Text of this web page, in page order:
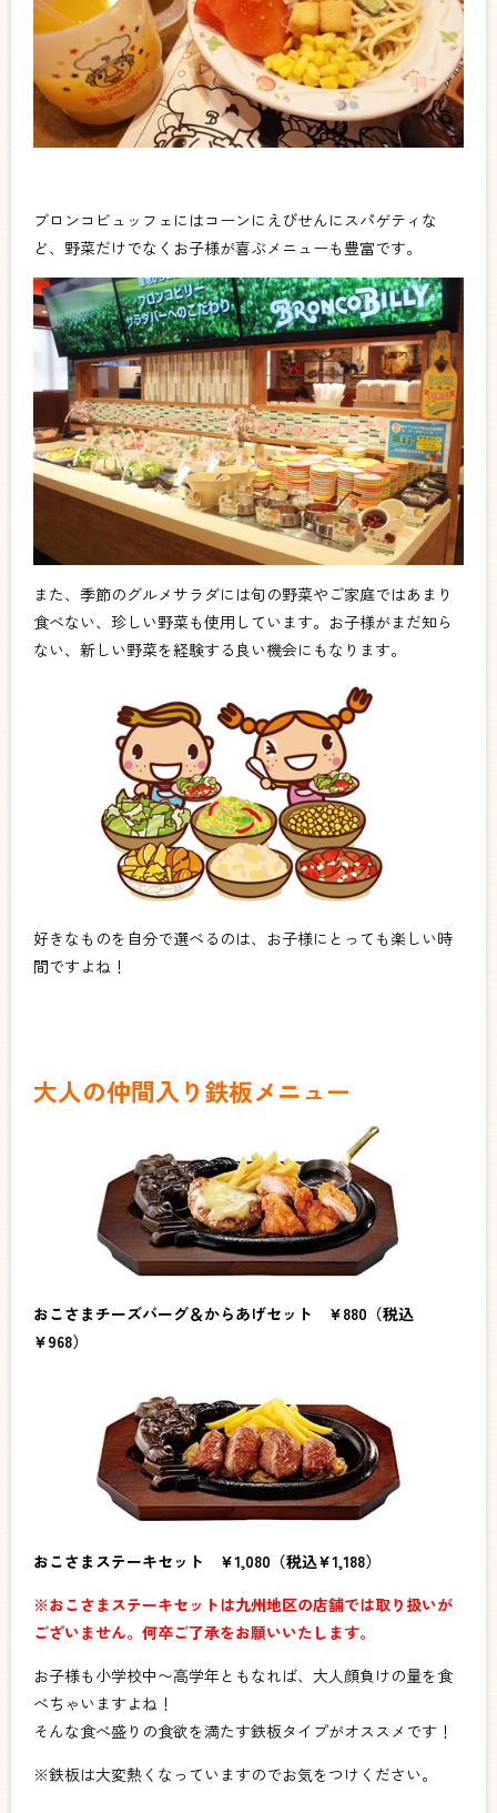
ブロンコビュッフェにはコーンにえびせんにスパゲティな
ど、野菜だけでなくお子様が喜ぶメニューも豊富です。
また、季節のグルメサラダには旬の野菜やご家庭ではあまり
食べない、珍しい野菜も使用しています。お子様がまだ知ら
ない、新しい野菜を経験する良い機会にもなります。
好きなものを自分で選べるのは、お子様にとっても楽しい時
間ですよね！
大人の仲間入り鉄板メニュー
おこさまチーズバーグ＆からあげセット ¥880（税込
¥968）
おこさまステーキセット ¥1,080（税込¥1,188）
※おこさまステーキセットは九州地区の店舗では取り扱いが
ございません。何卒ご了承をお願いいたします。
お子様も小学校中〜高学年ともなれば、大人顔負けの量を食
べちゃいますよね！
そんな食べ盛りの食欲を満たす鉄板タイプがオススメです！
※鉄板は大変熱くなっていますのでお気をつけください。